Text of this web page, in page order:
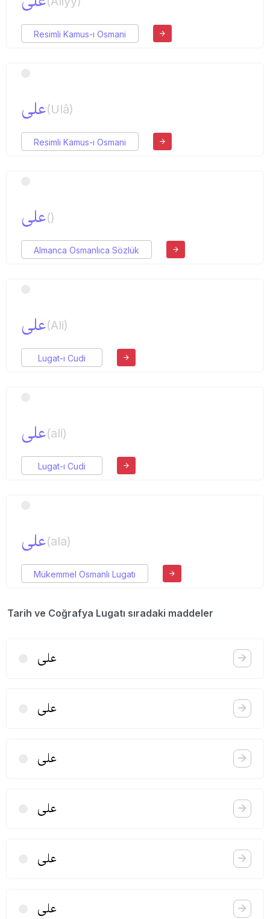
Resimli Kamus-ı Osmani
علی(Ulâ)
Resimli Kamus-ı Osmani
علی()
Almanca Osmanlıca Sözlük
علی(Ali)
Lugat-ı Cudi
علی(ali)
Lugat-ı Cudi
علی(ala)
Mükemmel Osmanlı Lugatı
Tarih ve Coğrafya Lugatı sıradaki maddeler
علی
علی
علی
علی
علی
علی